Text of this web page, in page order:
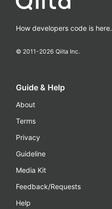
How developers code is here.
© 2011-2026 Qiita Inc.
Guide & Help
About
Terms
Privacy
Guideline
Media Kit
Feedback/Requests
Help